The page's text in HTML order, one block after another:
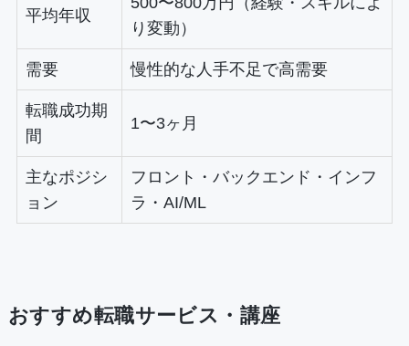
平均年収
り変動）
需要 慢性的な人手不足で高需要
転職成功期
間
1〜3ヶ月
主なポジシ
ョン
フロント・バックエンド・インフ
ラ・AI/ML
おすすめ転職サービス・講座